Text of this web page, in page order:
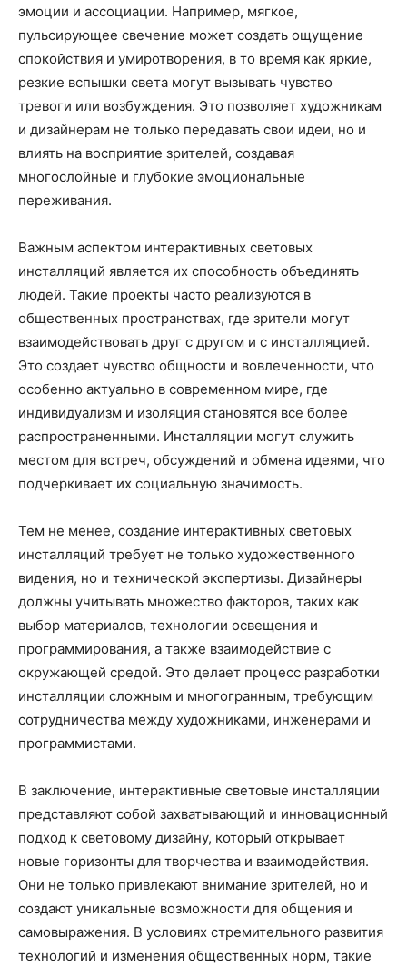
эмоции и ассоциации. Например, мягкое,
пульсирующее свечение может создать ощущение
спокойствия и умиротворения, в то время как яркие,
резкие вспышки света могут вызывать чувство
тревоги или возбуждения. Это позволяет художникам
и дизайнерам не только передавать свои идеи, но и
влиять на восприятие зрителей, создавая
многослойные и глубокие эмоциональные
переживания.
Важным аспектом интерактивных световых
инсталляций является их способность объединять
людей. Такие проекты часто реализуются в
общественных пространствах, где зрители могут
взаимодействовать друг с другом и с инсталляцией.
Это создает чувство общности и вовлеченности, что
особенно актуально в современном мире, где
индивидуализм и изоляция становятся все более
распространенными. Инсталляции могут служить
местом для встреч, обсуждений и обмена идеями, что
подчеркивает их социальную значимость.
Тем не менее, создание интерактивных световых
инсталляций требует не только художественного
видения, но и технической экспертизы. Дизайнеры
должны учитывать множество факторов, таких как
выбор материалов, технологии освещения и
программирования, а также взаимодействие с
окружающей средой. Это делает процесс разработки
инсталляции сложным и многогранным, требующим
сотрудничества между художниками, инженерами и
программистами.
В заключение, интерактивные световые инсталляции
представляют собой захватывающий и инновационный
подход к световому дизайну, который открывает
новые горизонты для творчества и взаимодействия.
Они не только привлекают внимание зрителей, но и
создают уникальные возможности для общения и
самовыражения. В условиях стремительного развития
технологий и изменения общественных норм, такие